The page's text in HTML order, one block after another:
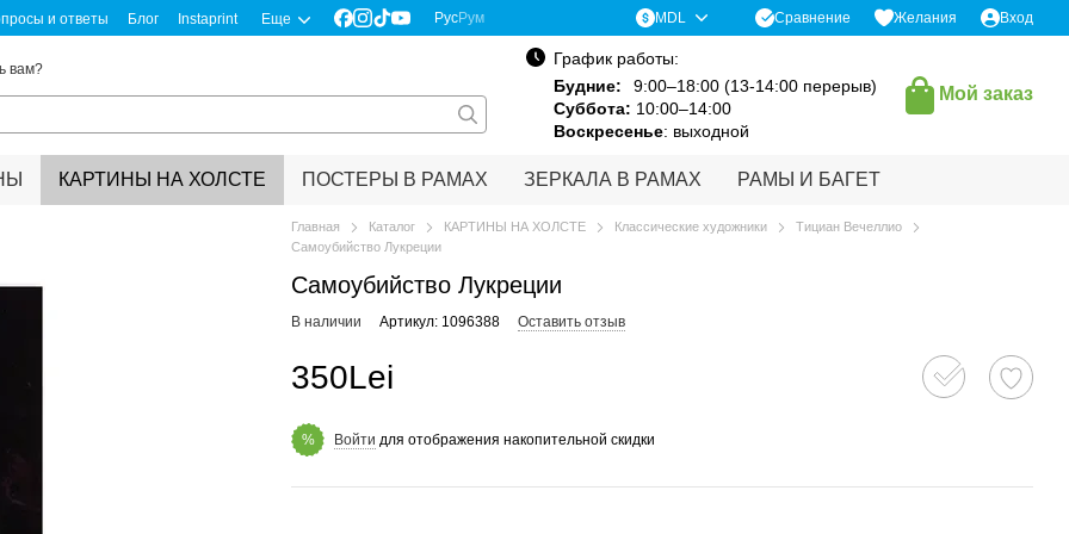
и ответы Блог Instaprint Еще РусРум MDL Сравнение Желания Вход
вам?
График работы:
Будние:
9:00–18:00 (13-14:00 перерыв)
Суббота: 10:00–14:00
Воскресенье: выходной
Мой заказ
КАРТИНЫ НА ХОЛСТЕ ПОСТЕРЫ В РАМАХ ЗЕРКАЛА В РАМАХ РАМЫ И БАГЕТ
Главная Каталог КАРТИНЫ НА ХОЛСТЕ Классические художники
Тициан Вечеллио
Самоубийство Лукреции
Самоубийство Лукреции
В наличии Артикул: 1096388 Оставить отзыв
350Lei
% Войти для отображения накопительной скидки